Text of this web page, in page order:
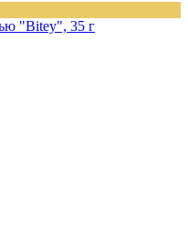
"Bitey", 35 г